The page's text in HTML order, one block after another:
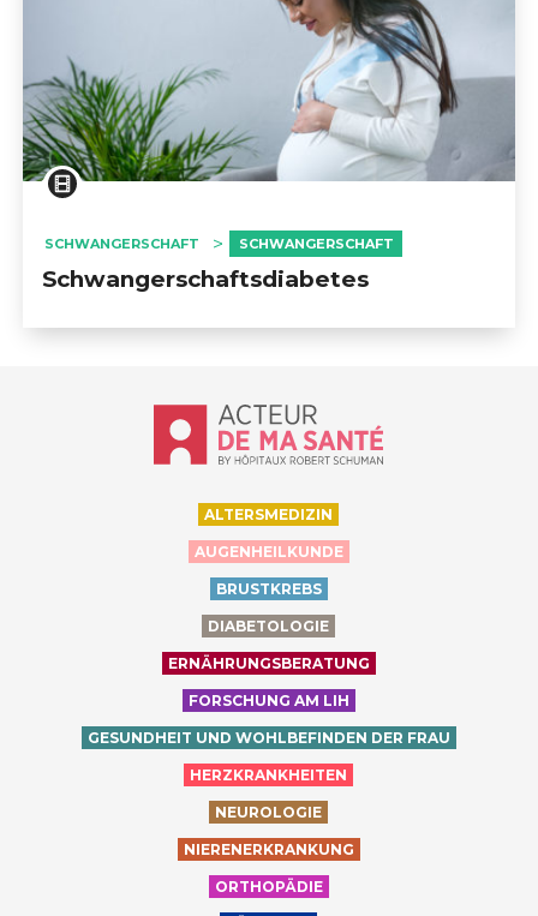
SCHWANGERSCHAFT SCHWANGERSCHAFT
Schwangerschaftsdiabetes
Accueil - Acteur de ma santé, by
ALTERSMEDIZIN
AUGENHEILKUNDE
BRUSTKREBS
DIABETOLOGIE
ERNÄHRUNGSBERATUNG
FORSCHUNG AM LIH
GESUNDHEIT UND WOHLBEFINDEN DER FRAU
HERZKRANKHEITEN
NEUROLOGIE
NIERENERKRANKUNG
ORTHOPÄDIE